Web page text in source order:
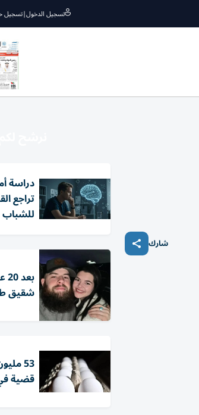
تسجيل الدخول|تسجيل
شارك
دراسة
تراجع
للشباب
شقيق
53
قضية